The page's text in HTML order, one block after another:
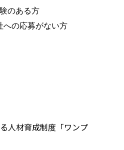
のある方
への応募がない方
人材育成制度「ワンプ